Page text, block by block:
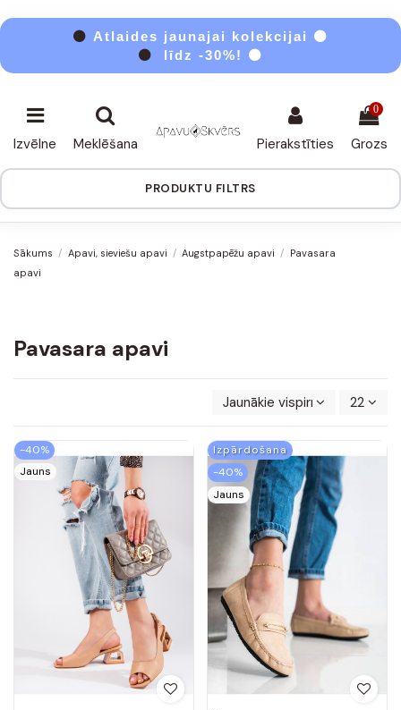
⚫ Atlaides jaunajai kolekcijai ⚫
⚫
līdz -30%! ⚫
Izvēlne Meklēšana Pierakstīties
0
Grozs
PRODUKTU FILTRS
Sākums Apavi, sieviešu apavi Augstpapēžu apavi
Pavasara
apavi
Pavasara apavi
Jaunākie vispirms 22
-40%
Jauns
Izpārdošana
-40%
Jauns